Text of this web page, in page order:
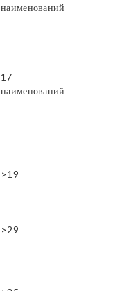
наименований
17
наименований
>19
>29